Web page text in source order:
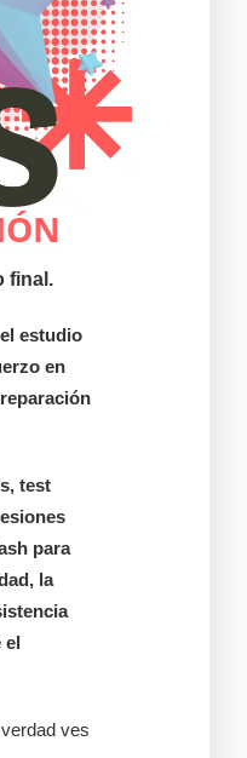
final.
estudio
en
test
para
la
el
ves